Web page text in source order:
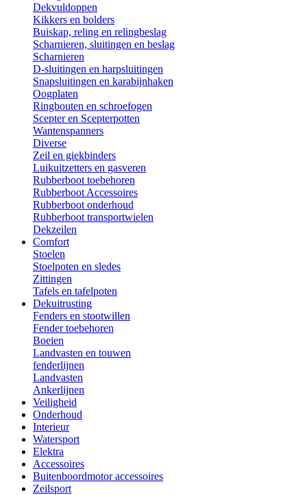
Dekvuldoppen
Kikkers en bolders
Buiskap, reling en relingbeslag
Scharnieren, sluitingen en beslag
Scharnieren
D-sluitingen en harpsluitingen
Snapsluitingen en karabijnhaken
Oogplaten
Ringbouten en schroefogen
Scepter en Scepterpotten
Wantenspanners
Diverse
Zeil en giekbinders
Luikuitzetters en gasveren
Rubberboot toebehoren
Rubberboot Accessoires
Rubberboot onderhoud
Rubberboot transportwielen
Dekzeilen
Comfort
Stoelen
Stoelpoten en sledes
Zittingen
Tafels en tafelpoten
Dekuitrusting
Fenders en stootwillen
Fender toebehoren
Boeien
Landvasten en touwen
fenderlijnen
Landvasten
Ankerlijnen
Veiligheid
Onderhoud
Interieur
Watersport
Elektra
Accessoires
Buitenboordmotor accessoires
Zeilsport